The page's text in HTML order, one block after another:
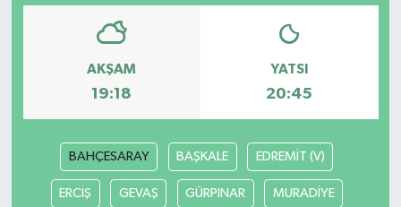
AKŞAM
19:18
YATSI
20:45
BAHÇESARAY BAŞKALE EDREMİT (V)
ERCİŞ GEVAŞ GÜRPINAR MURADİYE